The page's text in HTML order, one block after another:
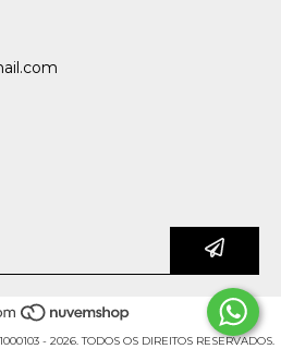
- 2026. TODOS OS DIREITOS RESERVADOS.